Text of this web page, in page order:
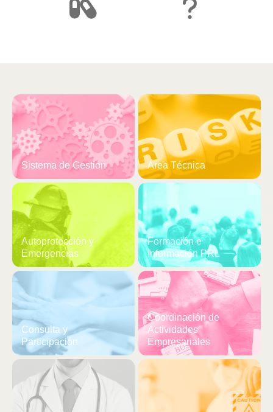
Sistema de Gestión Área Técnica
Autoprotección y
Emergencias
Formación e
Información PRL
Consulta y
Participación
Coordinación de
Actividades
Empresariales